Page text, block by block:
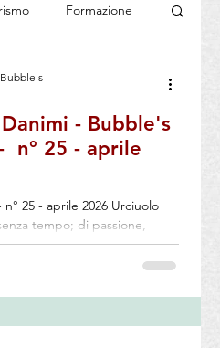
Formazione
Le Donne del
Assaggi Olio
Enogastronomia
- Bubble's
n° 25 - aprile
tempo; di passione,
buon vino, della terra “lupo”.
aziendale a
avvicina idealmente valori,